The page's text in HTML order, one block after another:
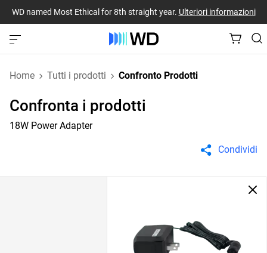
WD named Most Ethical for 8th straight year. Ulteriori informazioni
Home Tutti i prodotti Confronto Prodotti
Confronta i prodotti
18W Power Adapter
Condividi